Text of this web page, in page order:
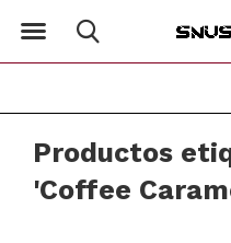
Productos
'Coffee